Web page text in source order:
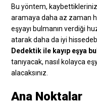
Bu yöntem,
aramaya daha az zaman
eşyayı bulmanın verdiği
atarak daha da iyi
Dedektik ile kayıp eşya
tanıyacak, nasıl kolayca
alacaksınız.
Ana Noktalar